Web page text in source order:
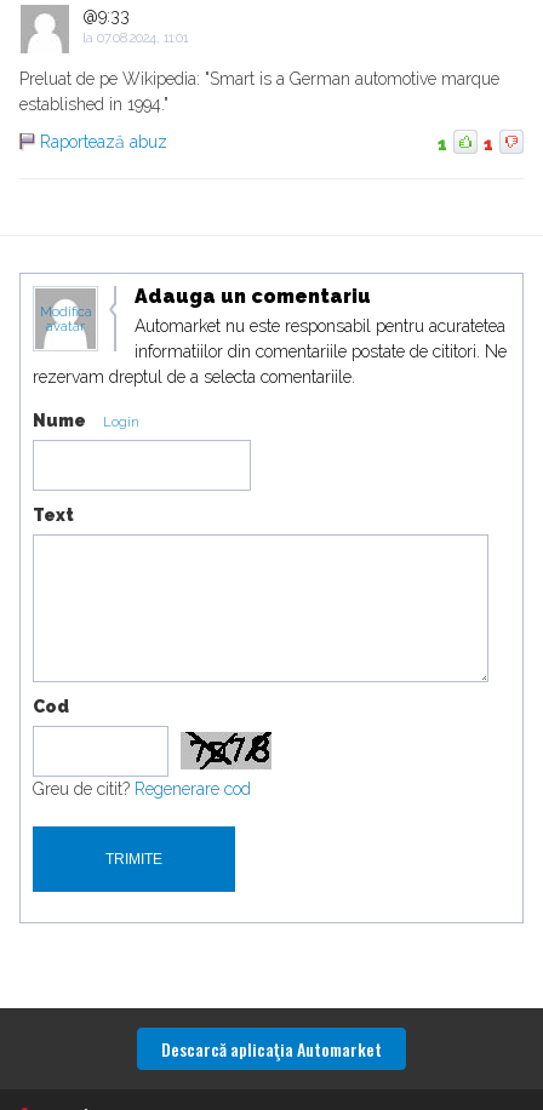
@9:33
la 07.08.2024, 11:01
Preluat de pe Wikipedia: "Smart is a German automotive marque
established in 1994."
Raportează abuz
1 1
Modifica
avatar
Adauga un comentariu
Automarket nu este responsabil pentru acuratetea
informatiilor din comentariile postate de cititori. Ne
rezervam dreptul de a selecta comentariile.
Nume Login
Text
Cod
Greu de citit? Regenerare cod
Descarcă aplicaţia Automarket